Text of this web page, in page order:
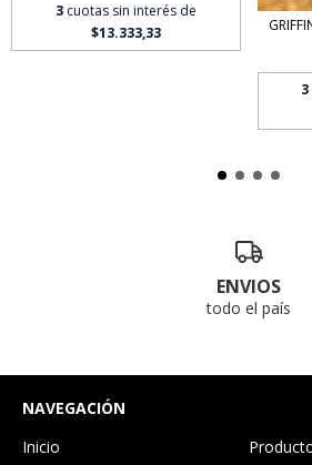
3 cuotas sin interés de
$13.333,33
3
ENVIOS
todo el país
NAVEGACIÓN
Inicio